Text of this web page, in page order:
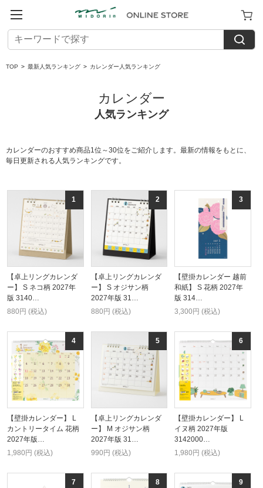
TOP > 最新人気ランキング > カレンダー人気ランキング
カレンダー
人気ランキング
カレンダーのおすすめ商品1位～30位をご紹介します。最新の情報をもとに、
毎日更新される人気ランキングです。
【卓上リングカレンダ
ー】 S ネコ柄 2027年
版 3140…
880円 (税込)
【卓上リングカレンダ
ー】 S オジサン柄
2027年版 31…
880円 (税込)
【壁掛カレンダー 越前
和紙】 S 花柄 2027年
版 314…
3,300円 (税込)
【壁掛カレンダー】 L
カントリータイム 花柄
2027年版…
1,980円 (税込)
【卓上リングカレンダ
ー】 M オジサン柄
2027年版 31…
990円 (税込)
【壁掛カレンダー】 L
イヌ柄 2027年版
3142000…
1,980円 (税込)